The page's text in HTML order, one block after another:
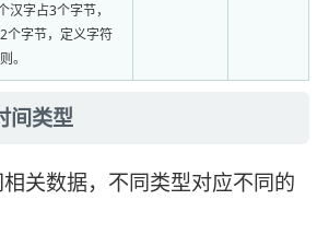
汉字占3个字节，
个字节，定义字符
。
间类型
关数据，不同类型对应不同的